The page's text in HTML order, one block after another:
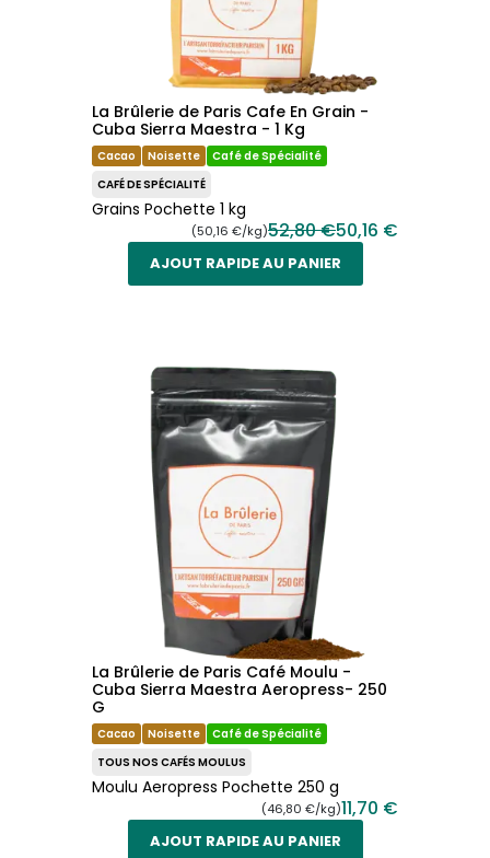
La Brûlerie de Paris Cafe En Grain -
Cuba Sierra Maestra - 1 Kg
Cacao Noisette
Café de Spécialité
CAFÉ DE SPÉCIALITÉ
Grains Pochette 1 kg
(50,16 €/kg)52,80 €50,16 €
AJOUT RAPIDE AU PANIER
La Brûlerie de Paris Café Moulu -
Cuba Sierra Maestra Aeropress- 250
G
Cacao Noisette
Café de Spécialité
TOUS NOS CAFÉS MOULUS
Moulu Aeropress Pochette 250 g
(46,80 €/kg)11,70 €
AJOUT RAPIDE AU PANIER